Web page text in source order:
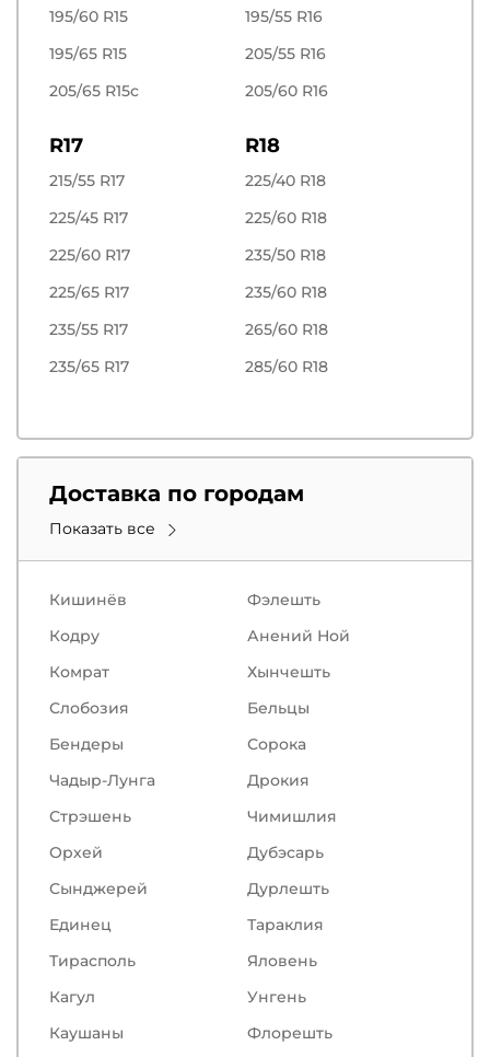
195/60 R15
195/65 R15
205/65 R15c
195/55 R16
205/55 R16
205/60 R16
R17
215/55 R17
225/45 R17
225/60 R17
225/65 R17
235/55 R17
235/65 R17
R18
225/40 R18
225/60 R18
235/50 R18
235/60 R18
265/60 R18
285/60 R18
Доставка по городам
Показать все
Кишинёв
Фэлешть
Кодру
Анений Ной
Комрат
Хынчешть
Слобозия
Бельцы
Бендеры
Сорокa
Чадыр-Лунга
Дрокия
Стрэшень
Чимишлия
Орхей
Дубэсарь
Сынджерей
Дурлешть
Единец
Тараклия
Тирасполь
Яловень
Кагул
Унгень
Каушаны
Флорешть